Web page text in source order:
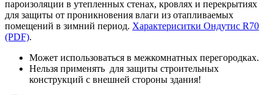
пароизоляции в утепленных стенах, кровлях и перекрытиях
для защиты от проникновения влаги из отапливаемых
помещений в зимний период. Характериситки Ондутис R70
(PDF).
Может использоваться в межкомнатных перегородках.
Нельзя применять для защиты строительных
конструкций с внешней стороны здания!